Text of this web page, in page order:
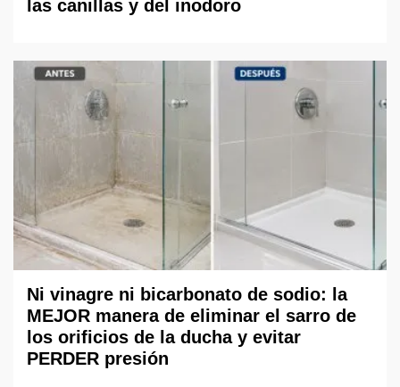
las canillas y del inodoro
Ni vinagre ni bicarbonato de sodio: la
MEJOR manera de eliminar el sarro de
los orificios de la ducha y evitar
PERDER presión